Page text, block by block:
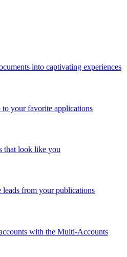
into captivating experiences
to your favorite applications
that look like you
leads from your publications
with the Multi-Accounts